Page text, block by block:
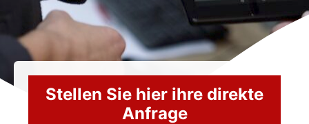
Stellen Sie hier ihre direkte
Anfrage